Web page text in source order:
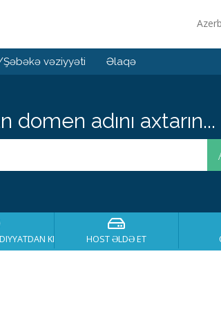
vəziyyəti Əlaqə
domen adını axtarın...
KEÇIRT HOST ƏLDƏ ET